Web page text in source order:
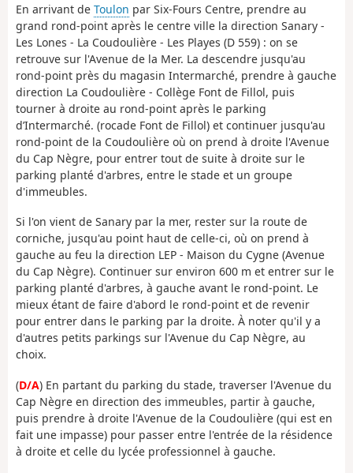
En arrivant de Toulon par Six-Fours Centre, prendre au
grand rond-point après le centre ville la direction Sanary -
Les Lones - La Coudoulière - Les Playes (D 559) : on se
retrouve sur l'Avenue de la Mer. La descendre jusqu'au
rond-point près du magasin Intermarché, prendre à gauche
direction La Coudoulière - Collège Font de Fillol, puis
tourner à droite au rond-point après le parking
d’Intermarché. (rocade Font de Fillol) et continuer jusqu'au
rond-point de la Coudoulière où on prend à droite l'Avenue
du Cap Nègre, pour entrer tout de suite à droite sur le
parking planté d'arbres, entre le stade et un groupe
d'immeubles.
Si l'on vient de Sanary par la mer, rester sur la route de
corniche, jusqu'au point haut de celle-ci, où on prend à
gauche au feu la direction LEP - Maison du Cygne (Avenue
du Cap Nègre). Continuer sur environ 600 m et entrer sur le
parking planté d'arbres, à gauche avant le rond-point. Le
mieux étant de faire d'abord le rond-point et de revenir
pour entrer dans le parking par la droite. À noter qu'il y a
d'autres petits parkings sur l'Avenue du Cap Nègre, au
choix.
(D/A) En partant du parking du stade, traverser l'Avenue du
Cap Nègre en direction des immeubles, partir à gauche,
puis prendre à droite l'Avenue de la Coudoulière (qui est en
fait une impasse) pour passer entre l'entrée de la résidence
à droite et celle du lycée professionnel à gauche.